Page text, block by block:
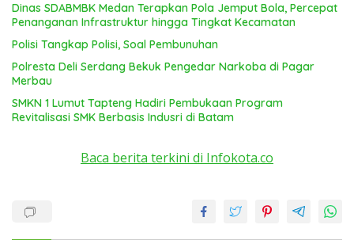
Dinas SDABMBK Medan Terapkan Pola Jemput Bola, Percepat
Penanganan Infrastruktur hingga Tingkat Kecamatan
Polisi Tangkap Polisi, Soal Pembunuhan
Polresta Deli Serdang Bekuk Pengedar Narkoba di Pagar
Merbau
SMKN 1 Lumut Tapteng Hadiri Pembukaan Program
Revitalisasi SMK Berbasis Indusri di Batam
Baca berita terkini di Infokota.co